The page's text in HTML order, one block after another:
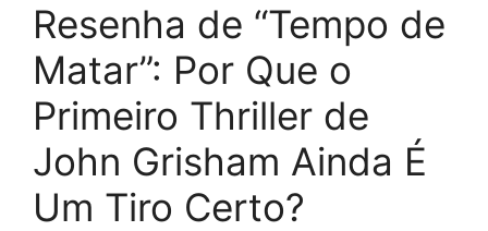
Resenha de “Tempo de
Matar”: Por Que o
Primeiro Thriller de
John Grisham Ainda É
Um Tiro Certo?